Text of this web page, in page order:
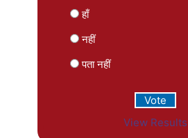
हाँ
नहीं
पता नहीं
View Results